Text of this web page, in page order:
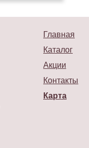
Главная
Каталог
Акции
Контакты
Карта